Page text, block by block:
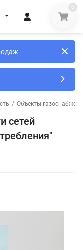
0
/ Объекты
сетей